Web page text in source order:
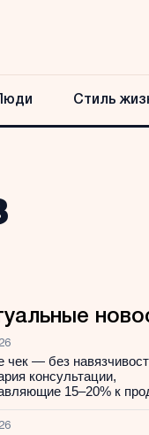
Стиль
— без
консультации,
15–20% к